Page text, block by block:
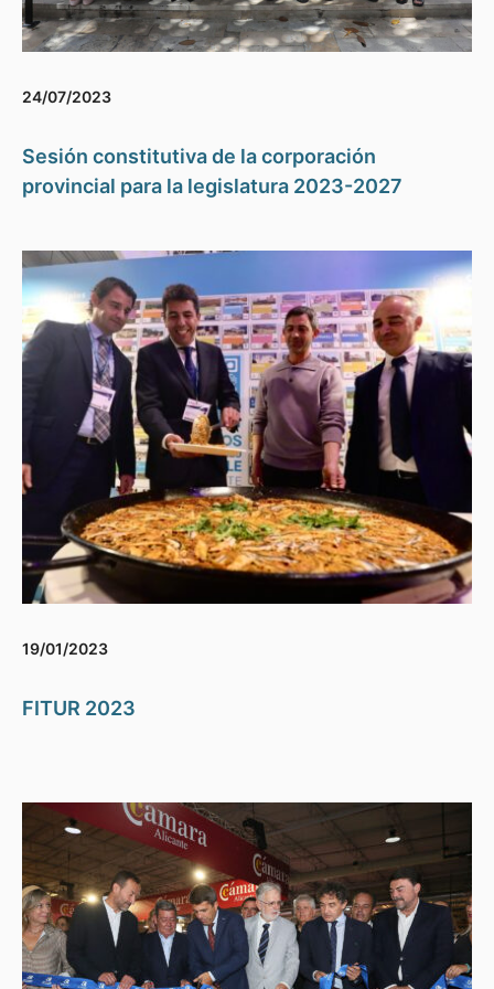
24/07/2023
Sesión constitutiva de la corporación
provincial para la legislatura 2023-2027
19/01/2023
FITUR 2023